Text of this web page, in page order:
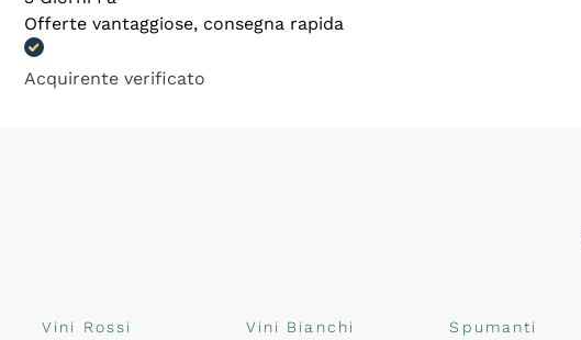
Offerte vantaggiose, consegna rapida
Acquirente verificato
Vini Rossi Vini Bianchi Spumanti